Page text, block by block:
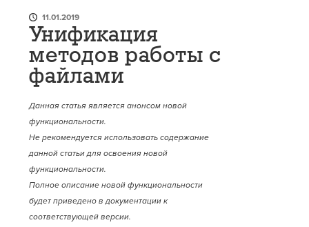
11.01.2019
Унификация
методов работы с
файлами
Данная статья является анонсом новой
функциональности.
Не рекомендуется использовать содержание
данной статьи для освоения новой
функциональности.
Полное описание новой функциональности
будет приведено в документации к
соответствующей версии.